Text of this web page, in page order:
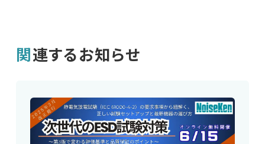
関連するお知らせ